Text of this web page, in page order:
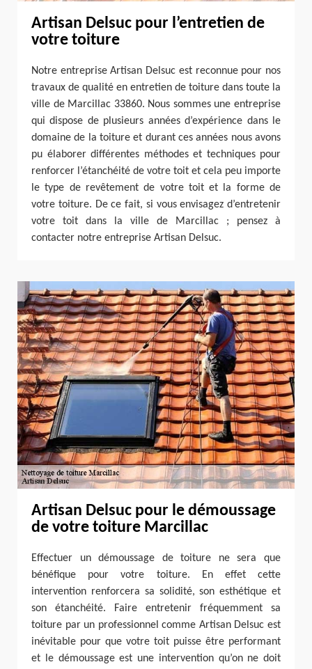
Artisan Delsuc pour l’entretien de
votre toiture
Notre entreprise Artisan Delsuc est reconnue pour nos
travaux de qualité en entretien de toiture dans toute la
ville de Marcillac 33860. Nous sommes une entreprise
qui dispose de plusieurs années d’expérience dans le
domaine de la toiture et durant ces années nous avons
pu élaborer différentes méthodes et techniques pour
renforcer l’étanchéité de votre toit et cela peu importe
le type de revêtement de votre toit et la forme de
votre toiture. De ce fait, si vous envisagez d’entretenir
votre toit dans la ville de Marcillac ; pensez à
contacter notre entreprise Artisan Delsuc.
Artisan Delsuc pour le démoussage
de votre toiture Marcillac
Effectuer un démoussage de toiture ne sera que
bénéfique pour votre toiture. En effet cette
intervention renforcera sa solidité, son esthétique et
son étanchéité. Faire entretenir fréquemment sa
toiture par un professionnel comme Artisan Delsuc est
inévitable pour que votre toit puisse être performant
et le démoussage est une intervention qu’on ne doit